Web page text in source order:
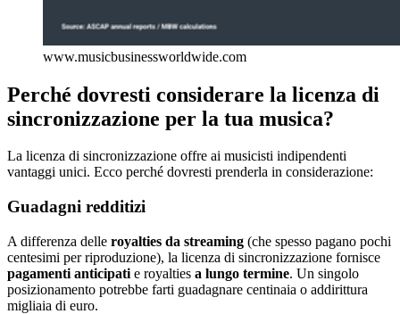
www.musicbusinessworldwide.com
Perché dovresti considerare la licenza di
sincronizzazione per la tua musica?
La licenza di sincronizzazione offre ai musicisti indipendenti
vantaggi unici. Ecco perché dovresti prenderla in considerazione:
Guadagni redditizi
A differenza delle royalties da streaming (che spesso pagano pochi
centesimi per riproduzione), la licenza di sincronizzazione fornisce
pagamenti anticipati e royalties a lungo termine. Un singolo
posizionamento potrebbe farti guadagnare centinaia o addirittura
migliaia di euro.